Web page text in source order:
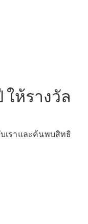
ให้รางวัล
เราและค้นพบสิทธิ